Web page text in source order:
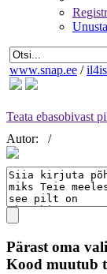
www.snap.ee /
Teata ebasobivast
Autor:
/
Pärast oma
Kood muutub